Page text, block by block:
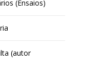
(Ensaios)
(autor